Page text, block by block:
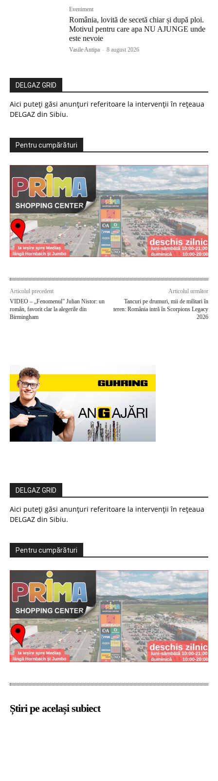
Eveniment
România, lovită de secetă chiar și după ploi.
Motivul pentru care apa NU AJUNGE unde
este nevoie
Vasile Antipa - 8 august 2026
DELGAZ GRID
Aici puteți găsi anunțuri referitoare la intervenții în rețeaua
DELGAZ din Sibiu.
Pentru cumpărături
Articolul precedent
VIDEO – „Fenomenul” Julian Nistor: un
român, favorit clar la alegerile din
Birmingham
Articolul următor
Tancuri pe drumuri, mii de militari în
teren: România intră în Scorpions Legacy
2026
DELGAZ GRID
Aici puteți găsi anunțuri referitoare la intervenții în rețeaua
DELGAZ din Sibiu.
Pentru cumpărături
Știri pe același subiect